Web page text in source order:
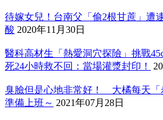
待嫁女兒！台南父「偷2根甘蔗」
酸 2020年11月30日
醫科高材生「熱愛洞穴探險」挑戰
死24小時救不回：當場灌漿封印！
臭臉但是心地非常好！ 大橘每天「
準備上班～ 2021年07月28日